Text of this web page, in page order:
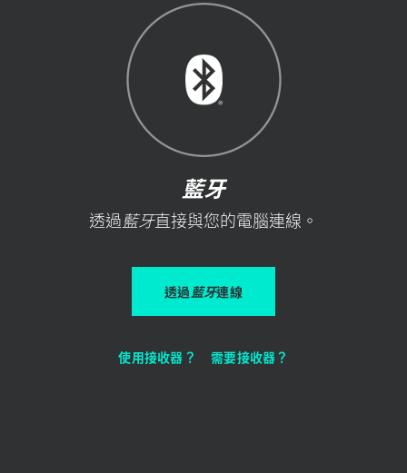
藍牙
透過藍牙直接與您的電腦連線。
透過藍牙連線
使用接收器？ 需要接收器？